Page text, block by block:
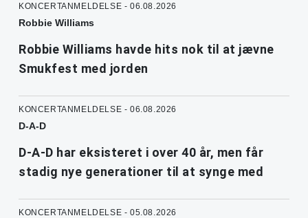
KONCERTANMELDELSE - 06.08.2026
Robbie Williams
Robbie Williams havde hits nok til at jævne
Smukfest med jorden
KONCERTANMELDELSE - 06.08.2026
D-A-D
D-A-D har eksisteret i over 40 år, men får
stadig nye generationer til at synge med
KONCERTANMELDELSE - 05.08.2026